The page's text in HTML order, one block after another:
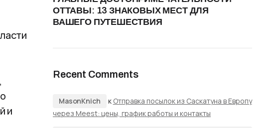
и
ОТТАВЫ: 13 ЗНАКОВЫХ МЕСТ ДЛЯ
ВАШЕГО ПУТЕШЕСТВИЯ
Recent Comments
MasonKnich к Отправка посылок из Саскатуна в Европу
через Meest: цены, график работы и контакты